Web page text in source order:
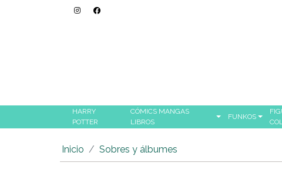
HARRY
POTTER
CÓMICS MANGAS
LIBROS
FUNKOS
Inicio Sobres y álbumes